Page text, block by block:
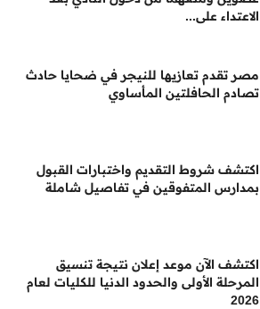
الاعتداء على...
مصر تقدم تعازيها للنيجر في ضحايا حادث
تصادم الحافلتين المأساوي
اكتشف شروط التقديم واختبارات القبول
بمدارس المتفوقين في تفاصيل شاملة
اكتشف الآن موعد إعلان نتيجة تنسيق
المرحلة الأولى والحدود الدنيا للكليات لعام
2026